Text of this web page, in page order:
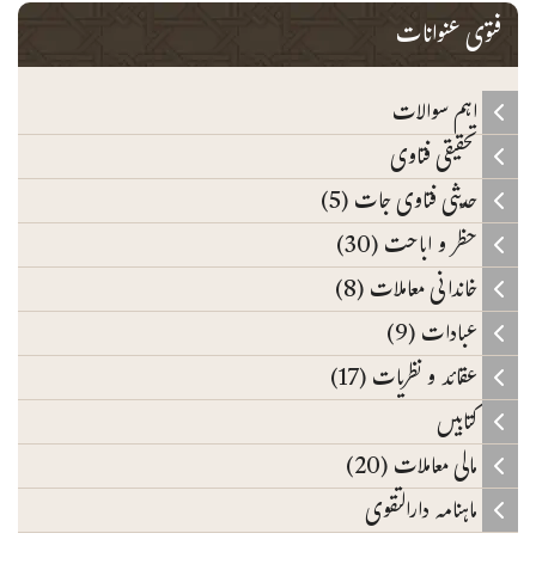
فتوی عنوانات
اہم سوالات
تحقیقی فتاوی
حدیثی فتاوی جات (5)
حظر و اباحت (30)
خاندانی معاملات (8)
عبادات (9)
عقائد و نظریات (17)
کتابیں
مالی معاملات (20)
ماہنامہ دارالتقوی